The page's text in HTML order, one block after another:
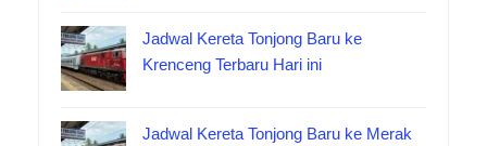
Jadwal Kereta Tonjong Baru ke
Krenceng Terbaru Hari ini
Jadwal Kereta Tonjong Baru ke Merak